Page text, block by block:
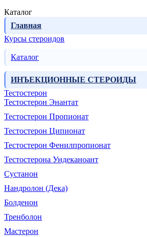
Каталог
Главная
Курсы стероидов
Каталог
ИНЪЕКЦИОННЫЕ СТЕРОИДЫ
Тестостерон
Тестостерон Энантат
Тестостерон Пропионат
Тестостерон Ципионат
Тестостерон Фенилпропионат
Тестостерона Ундеканоант
Сустанон
Нандролон (Дека)
Болденон
Тренболон
Мастерон